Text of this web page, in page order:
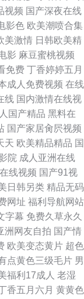
视频 国产深夜在线
影色 欧美潮喷合集
美激情 日韩欧美精
影 麻豆蜜桃视频
免费 丁香婷婷五月
成人免费视频 在线
线 国内激情在线视
国产精品 黑料在
国产家居肏屄视频
天 欧美精品精品 国
院 成人亚洲在线
线视频 国产91视
日韩另类 精品无码
网址 福利导航网站
字幕 免费久草永久
洲网友自拍 国产情
欧美变态黄片 超色
点黄色三级毛片 男
福利17成人 老湿
香五月六月 黄黄色